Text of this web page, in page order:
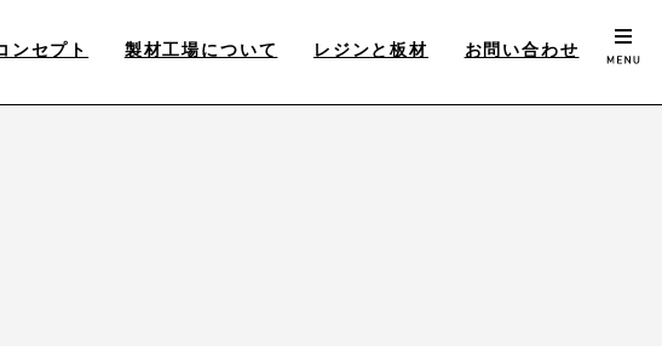
ンセプト 製材工場について レジンと板材 お問い合わせ